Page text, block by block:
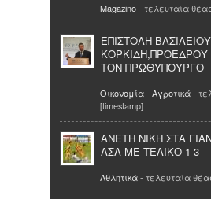
Magazino- τελευταία
ΕΠΙΣΤΟΛΗ ΒΑΣΙΛΕΙΟΥ
ΤΟΝ ΠΡΩΘΥΠΟΥΡΓΟ
Οικονομία - Αγροτικά-
[timestamp]
ΑΝΕΤΗ ΝΙΚΗ ΣΤΑ
ΑΣΑ ΜΕ ΤΕΛΙΚΟ 1-3
Αθλητικά- τελευταία